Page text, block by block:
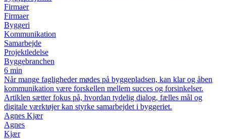
Firmaer
Firmaer
Byggeri
Kommunikation
Samarbejde
Projektledelse
Byggebranchen
6 min
Når mange fagligheder mødes på byggepladsen, kan klar og åben
kommunikation være forskellen mellem succes og forsinkelser.
Artiklen sætter fokus på, hvordan tydelig dialog, fælles mål og
digitale værktøjer kan styrke samarbejdet i byggeriet.
Agnes Kjær
Agnes
Kjær